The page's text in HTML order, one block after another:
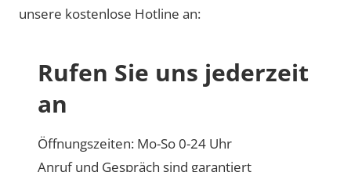
unsere kostenlose Hotline an:
Rufen Sie uns jederzeit
an
Öffnungszeiten: Mo-So 0-24 Uhr
Anruf und Gespräch sind garantiert